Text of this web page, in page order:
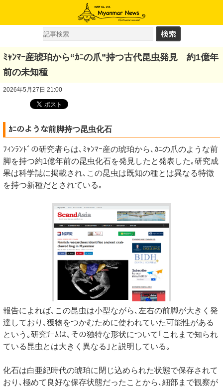
ﾐｬﾝﾏｰ産琥珀から“ｶﾆの爪”持つ古代昆虫発見 約1億年
前の未知種
2026年5月27日 21:00
ｶﾆのような前脚持つ昆虫化石
ﾌｨﾝﾗﾝﾄﾞの研究者らは､ﾐｬﾝﾏｰ産の琥珀から､ｶﾆの爪のような前
脚を持つ約1億年前の昆虫化石を発見したと発表した｡研究成
果は科学誌に掲載され､この昆虫は既知の種とは異なる特徴
を持つ新種だとされている｡
報告によれば､この昆虫は小型ながら､左右の前脚が大きく発
達しており､獲物をつかむために使われていた可能性がある
という｡研究ﾁｰﾑは､その独特な形状について｢これまで知られ
ている昆虫とは大きく異なる｣と説明している｡
化石は白亜紀時代の琥珀に閉じ込められた状態で保存されて
おり､極めて良好な保存状態だったことから､細部まで観察が